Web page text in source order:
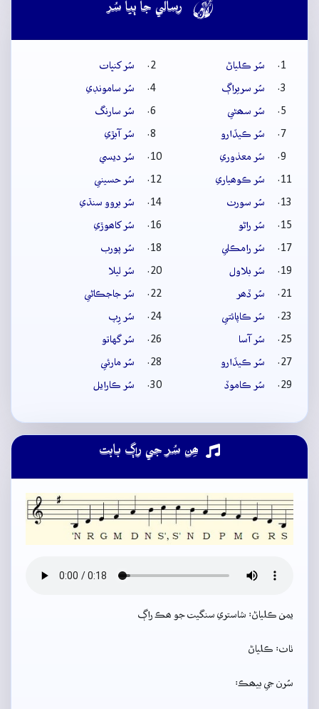
 رسالي جا ٻيا سُر
سُر ڪلياڻ
سُر کنڀات
سُر سريراڳ
سُر سامونڊي
سُر سھڻي
سُر سارنگ
سُر ڪيڏارو
سُر آبڙي
سُر معذوري
سُر ديسي
سُر ڪوھياري
سُر حسيني
سُر سورٺ
سُر بروو سنڌي
سُر راڻو
سُر کاھوڙي
سُر رامڪلي
سُر پورب
سُر بلاول
سُر ليلا
سُر ڏھر
سُر جاجڪاڻي
سُر ڪاپائتي
سُر رِپ
سُر آسا
سُر گهاتو
سُر ڪيڏارو
سُر مارئي
سُر ڪاموڏ
سُر ڪارايل
ھِن سُر جي راڳ بابت
يمن ڪلياڻ: شاستري سنگيت جو ھڪ راڳ
ٺاٺ: ڪلياڻ
سُرن جي بيھڪ: